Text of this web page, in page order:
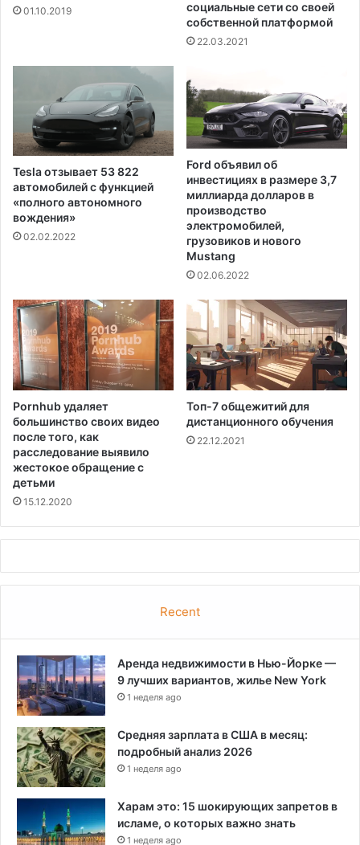
о
е
к
о
с
т
ю
м
01.10.2019
социальные сети со своей
собственной платформой
22.03.2021
Tesla отзывает 53 822
автомобилей с функцией
«полного автономного
вождения»
02.02.2022
Ford объявил об
инвестициях в размере 3,7
миллиарда долларов в
производство
электромобилей,
грузовиков и нового
Mustang
02.06.2022
Pornhub удаляет
большинство своих видео
после того, как
расследование выявило
жестокое обращение с
детьми
15.12.2020
Топ-7 общежитий для
дистанционного обучения
22.12.2021
Recent
Аренда недвижимости в Нью-Йорке —
9 лучших вариантов, жилье New York
1 неделя ago
Средняя зарплата в США в месяц:
подробный анализ 2026
1 неделя ago
Харам это: 15 шокирующих запретов в
исламе, о которых важно знать
1 неделя ago